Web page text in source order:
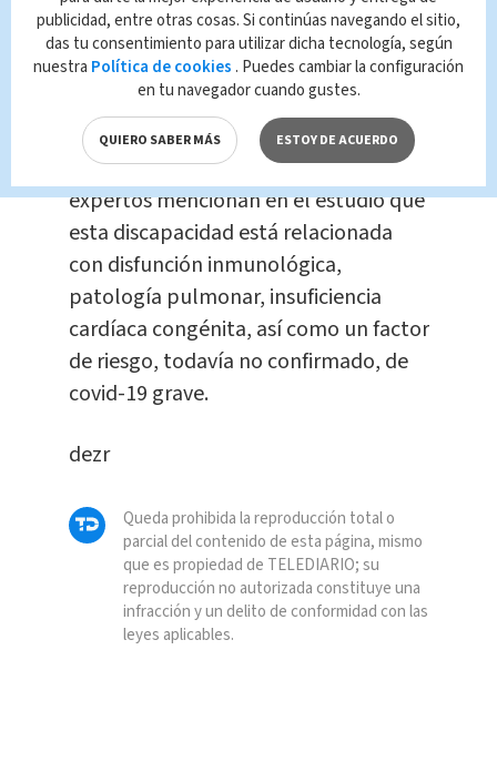
65 por ciento por otras causas.
Aunque en Estados Unidos o Reino
Unido el Síndrome de Down no está
incluido como una condición de mayor
riesgo ante el coronavirus, los
expertos mencionan en el estudio que
esta discapacidad está relacionada
con disfunción inmunológica,
patología pulmonar, insuficiencia
cardíaca congénita, así como un factor
de riesgo, todavía no confirmado, de
covid-19 grave.
dezr
Queda prohibida la reproducción total o
parcial del contenido de esta página, mismo
que es propiedad de TELEDIARIO; su
reproducción no autorizada constituye una
infracción y un delito de conformidad con las
leyes aplicables.
publicidad, entre otras cosas. Si continúas navegando el sitio,
das tu consentimiento para utilizar dicha tecnología, según
nuestra Política de cookies . Puedes cambiar la configuración
en tu navegador cuando gustes.
QUIERO SABER MÁS ESTOY DE ACUERDO